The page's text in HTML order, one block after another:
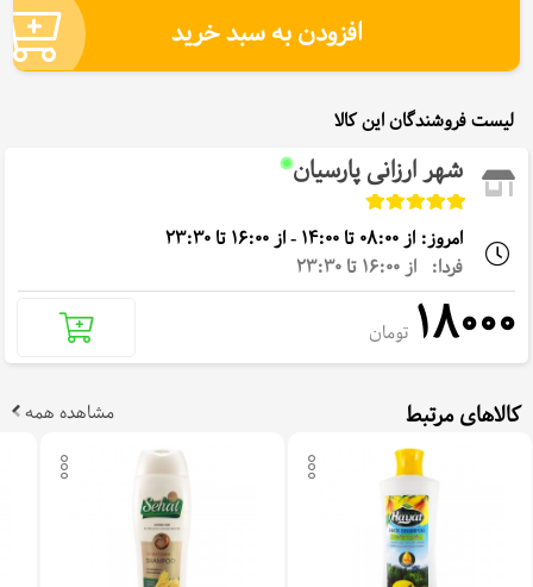
افزودن به سبد خرید
لیست فروشندگان این کالا
شهر ارزانی پارسیان
امروز: از 08:00 تا 14:00 - از 16:00 تا 23:30
فردا: از 16:00 تا 23:30
18000 تومان
کالاهای مرتبط مشاهده همه